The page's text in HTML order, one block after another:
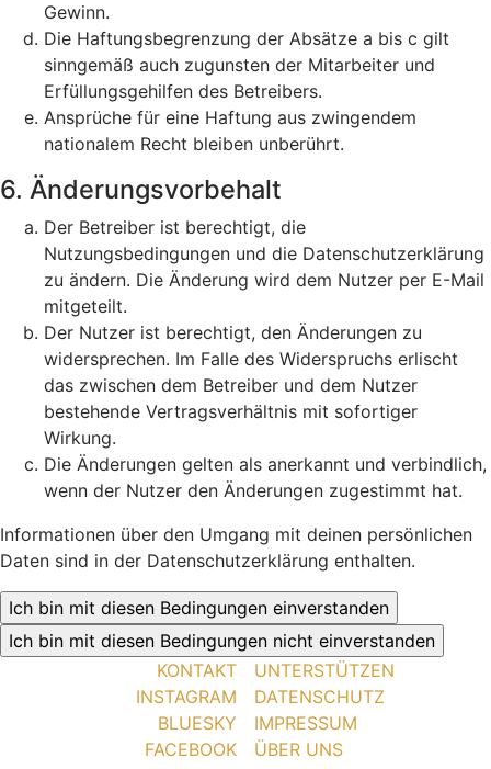
Gewinn.
Die Haftungsbegrenzung der Absätze a bis c gilt
sinngemäß auch zugunsten der Mitarbeiter und
Erfüllungsgehilfen des Betreibers.
Ansprüche für eine Haftung aus zwingendem
nationalem Recht bleiben unberührt.
6. Änderungsvorbehalt
Der Betreiber ist berechtigt, die
Nutzungsbedingungen und die Datenschutzerklärung
zu ändern. Die Änderung wird dem Nutzer per E-Mail
mitgeteilt.
Der Nutzer ist berechtigt, den Änderungen zu
widersprechen. Im Falle des Widerspruchs erlischt
das zwischen dem Betreiber und dem Nutzer
bestehende Vertragsverhältnis mit sofortiger
Wirkung.
Die Änderungen gelten als anerkannt und verbindlich,
wenn der Nutzer den Änderungen zugestimmt hat.
Informationen über den Umgang mit deinen persönlichen
Daten sind in der Datenschutzerklärung enthalten.
KONTAKT
INSTAGRAM
BLUESKY
FACEBOOK
UNTERSTÜTZEN
DATENSCHUTZ
IMPRESSUM
ÜBER UNS